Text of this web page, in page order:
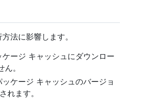
法に影響します。
ージ キャッシュにダウンロー
。
ケージ キャッシュのバージョ
れます。